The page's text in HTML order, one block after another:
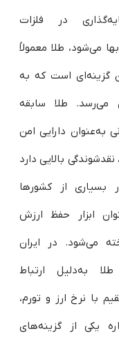
در فلزات
می‌شود، طلا معمولاً
گزینه‌ای است که به
می‌رسد. طلا سابقه
به‌عنوان دارایی امن
نقدشوندگی بالایی دارد
بسیاری از کشورها
ابزار حفظ ارزش
می‌شود. در ایران
طلا به‌دلیل ارتباط
با نرخ ارز و تورم،
یکی از گزینه‌های